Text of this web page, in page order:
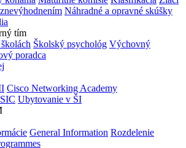
Náhradné a opravné skúšky
tím
Školský psychológ Výchovný
poradca
Cisco Networking Academy
Ubytovanie v ŠI
General Information Rozdelenie